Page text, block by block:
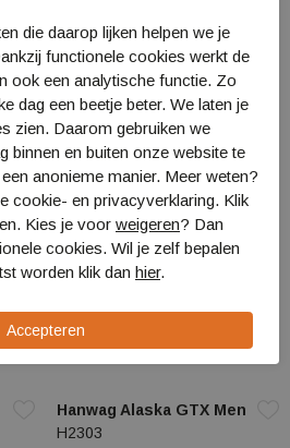
H200100
€ 339,99
Hanwag Alaska GTX Men
H2303
die daarop lijken helpen we je
functionele cookies werkt de
ook een analytische functie. Zo
dag een beetje beter. We laten je
zien. Daarom gebruiken we
binnen en buiten onze website te
anonieme manier. Meer weten?
cookie- en privacyverklaring. Klik
Kies je voor weigeren? Dan
cookies. Wil je zelf bepalen
worden klik dan hier.